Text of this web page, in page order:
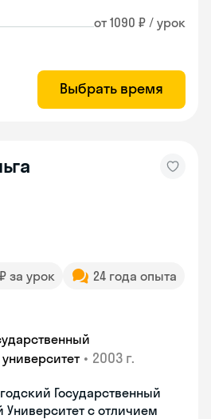
от 1090 ₽ / урок
Выбрать время
за урок
24 года опыта
• 2003 г.
Государственный
Университет с отличием